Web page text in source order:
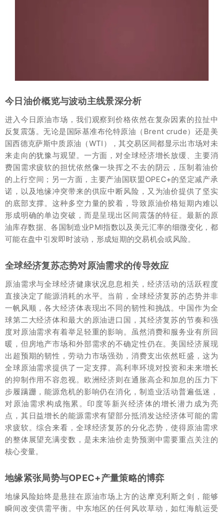
今日油价概览与波动主线景深分析
进入今日原油市场，我们观察到价格依然在复杂因素的拉扯中
反复震荡。无论是国际基准布伦特原油（Brent crude）还是美
国西德克萨斯中质原油（WTI），其交易区间都显示出市场对未
来走向的犹豫与观望。一方面，对全球经济增长放缓、主要消
费国需求疲软的担忧依然像一块挥之不去的阴云，压制着油价
的上行空间；另一方面，主要产油国联盟OPEC+的坚定减产承
诺，以及地缘冲突带来的供应中断风险，又为油价提供了坚实
的底部支撑。这种多空力量的胶着，导致原油价格短期内难以
形成明确的单边突破，而是呈现出区间震荡的特征。最新的原
油库存数据、各国制造业PMI指数以及美元汇率的细微变化，都
可能在盘中引发即时波动，形成短期的交易机会或风险。
全球经济复苏态势对原油需求的传导效应
原油需求与全球经济健康状况息息相关，经济活动的活跃程度
直接决定了能源消耗的水平。当前，全球经济复苏的态势并非
一帆风顺，各大经济体表现出不同的韧性和挑战。中国作为全
球第二大经济体和最大的原油进口国，其经济复苏的节奏和强
度对原油需求有着举足轻重的影响。虽然消费和服务业有所回
暖，但房地产市场和外部需求的不确定性仍在。美国经济展现
出超预期的韧性，劳动力市场强劲，消费支出依然旺盛，这为
全球原油需求提供了一定支撑。高利率环境对投资和未来增长
的抑制作用不容忽视。欧洲经济则在通胀高企和加息的压力下
步履蹒跚，能源危机的影响仍在消化，制造业活动普遍低迷，
对原油需求构成拖累。印度等新兴经济体的增长潜力成为亮
点，其日益增长的能源需求有望部分抵消发达经济体可能的需
求疲软。综合来看，全球经济复苏的分化态势，使得原油需求
的整体展望充满变数，是未来油价走势预测中需要重点关注的
核心变量。
地缘紧张局势与OPEC+产量策略的博弈
地缘风险始终是悬挂在原油市场上方的达摩克利斯之剑，能够
瞬间改变供需平衡。中东地区的任何风吹草动，如红海航运受